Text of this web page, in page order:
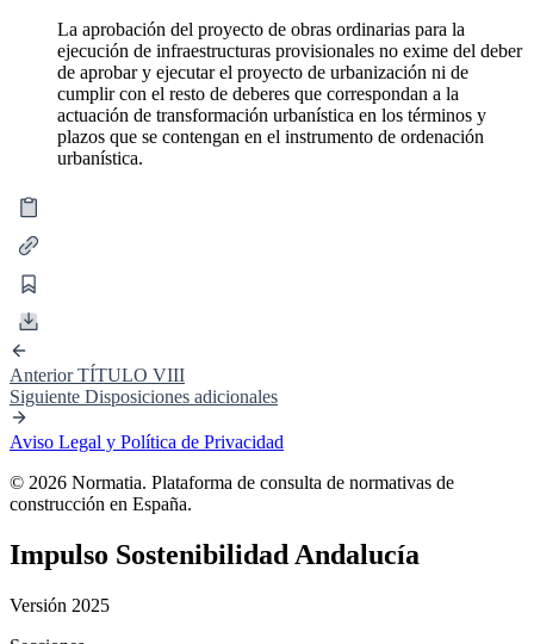
La aprobación del proyecto de obras ordinarias para la
ejecución de infraestructuras provisionales no exime del deber
de aprobar y ejecutar el proyecto de urbanización ni de
cumplir con el resto de deberes que correspondan a la
actuación de transformación urbanística en los términos y
plazos que se contengan en el instrumento de ordenación
urbanística.
Anterior TÍTULO VIII
Siguiente Disposiciones adicionales
Aviso Legal y Política de Privacidad
© 2026 Normatia. Plataforma de consulta de normativas de
construcción en España.
Impulso Sostenibilidad Andalucía
Versión 2025